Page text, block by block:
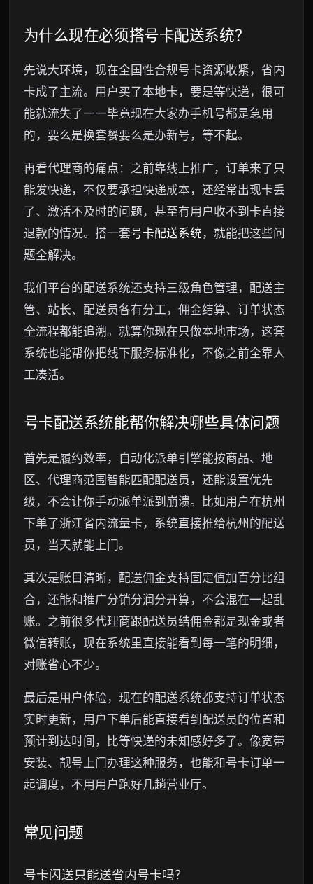
为什么现在必须搭号卡配送系统？
先说大环境，现在全国性合规号卡资源收紧，省内
卡成了主流。用户买了本地卡，要是等快递，很可
能就流失了——毕竟现在大家办手机号都是急用
的，要么是换套餐要么是办新号，等不起。
再看代理商的痛点：之前靠线上推广，订单来了只
能发快递，不仅要承担快递成本，还经常出现卡丢
了、激活不及时的问题，甚至有用户收不到卡直接
退款的情况。搭一套号卡配送系统 ，就能把这些问
题全解决。
我们平台的配送系统还支持三级角色管理，配送主
管、站长、配送员各有分工，佣金结算、订单状态
全流程都能追溯。就算你现在只做本地市场，这套
系统也能帮你把线下服务标准化，不像之前全靠人
工凑活。
号卡配送系统能帮你解决哪些具体问题
首先是履约效率，自动化派单引擎能按商品、地
区、代理商范围智能匹配配送员，还能设置优先
级，不会让你手动派单派到崩溃。比如用户在杭州
下单了浙江省内流量卡，系统直接推给杭州的配送
员，当天就能上门。
其次是账目清晰，配送佣金支持固定值加百分比组
合，还能和推广分销分润分开算，不会混在一起乱
账。之前很多代理商跟配送员结佣金都是现金或者
微信转账，现在系统里直接能看到每一笔的明细，
对账省心不少。
最后是用户体验，现在的配送系统都支持订单状态
实时更新，用户下单后能直接看到配送员的位置和
预计到达时间，比等快递的未知感好多了。像宽带
安装、靓号上门办理这种服务，也能和号卡订单一
起调度，不用用户跑好几趟营业厅。
常见问题
号卡闪送只能送省内号卡吗？